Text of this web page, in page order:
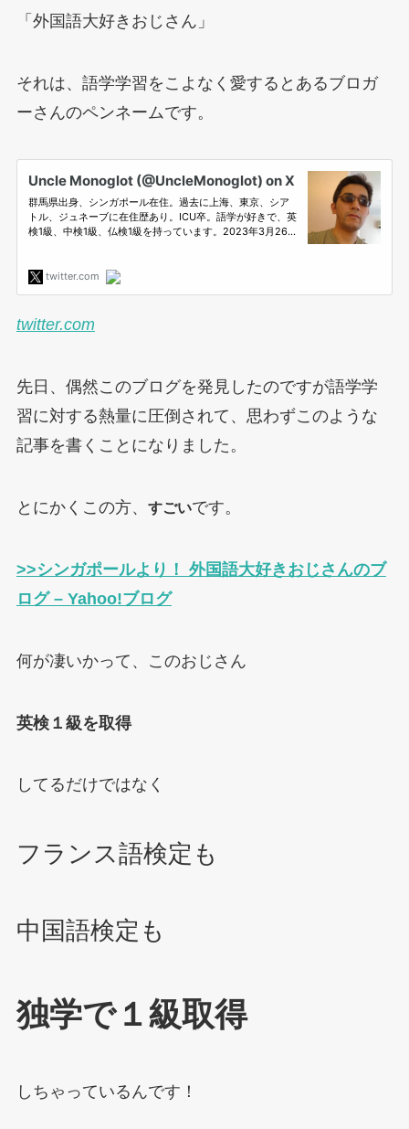
「外国語大好きおじさん」
それは、語学学習をこよなく愛するとあるブロガ
ーさんのペンネームです。
twitter.com
先日、偶然このブログを発見したのですが語学学
習に対する熱量に圧倒されて、思わずこのような
記事を書くことになりました。
とにかくこの方、 すごいです。
>>シンガポールより！ 外国語大好きおじさんのブ
ログ – Yahoo!ブログ
何が凄いかって、このおじさん
英検１級を取得
してるだけではなく
フランス語検定も
中国語検定も
独学で１級取得
しちゃっているんです！